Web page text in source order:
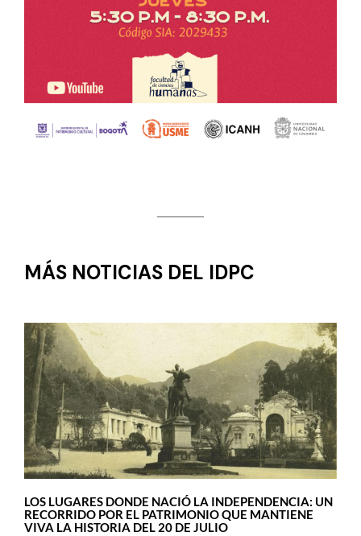
MÁS NOTICIAS DEL IDPC
LOS LUGARES DONDE NACIÓ LA INDEPENDENCIA: UN
RECORRIDO POR EL PATRIMONIO QUE MANTIENE
VIVA LA HISTORIA DEL 20 DE JULIO